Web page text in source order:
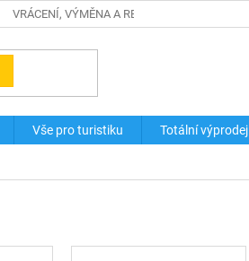
VRÁCENÍ, VÝMĚNA A REKLAMACE ZBOŽÍ
Vše pro turistiku Totální výprodej